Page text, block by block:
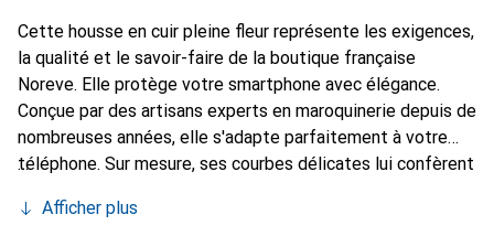
Cette housse en cuir pleine fleur représente les exigences,
la qualité et le savoir-faire de la boutique française
Noreve. Elle protège votre smartphone avec élégance.
Conçue par des artisans experts en maroquinerie depuis de
nombreuses années, elle s'adapte parfaitement à votre
téléphone. Sur mesure, ses courbes délicates lui confèrent
chic et essentiel de votre smartphone. Reconnaître
Afficher plus